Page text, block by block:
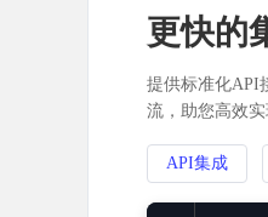
更快的
提供标准化API
流，助您高效
API集成